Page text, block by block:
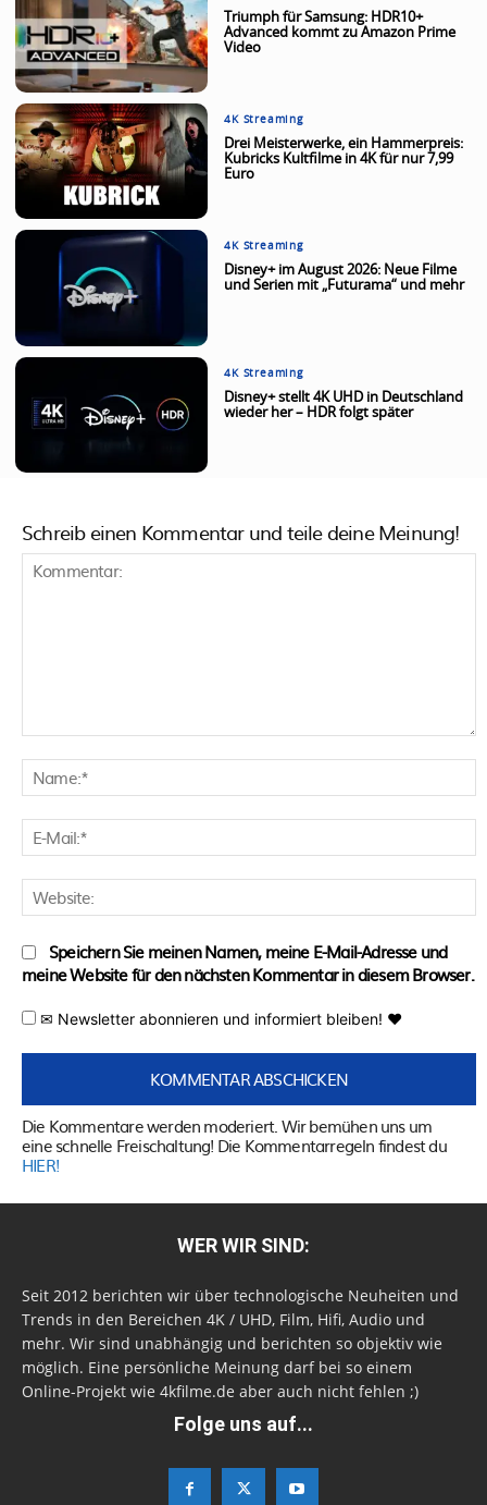
Triumph für Samsung: HDR10+
Advanced kommt zu Amazon Prime
Video
4K Streaming
Drei Meisterwerke, ein Hammerpreis:
Kubricks Kultfilme in 4K für nur 7,99
Euro
4K Streaming
Disney+ im August 2026: Neue Filme
und Serien mit „Futurama“ und mehr
4K Streaming
Disney+ stellt 4K UHD in Deutschland
wieder her – HDR folgt später
Schreib einen Kommentar und teile deine Meinung!
Speichern Sie meinen Namen, meine E-Mail-Adresse und
meine Website für den nächsten Kommentar in diesem Browser.
✉ Newsletter abonnieren und informiert bleiben! ♥
Die Kommentare werden moderiert. Wir bemühen uns um
eine schnelle Freischaltung! Die Kommentarregeln findest du
HIER!
WER WIR SIND:
Seit 2012 berichten wir über technologische Neuheiten und
Trends in den Bereichen 4K / UHD, Film, Hifi, Audio und
mehr. Wir sind unabhängig und berichten so objektiv wie
möglich. Eine persönliche Meinung darf bei so einem
Online-Projekt wie 4kfilme.de aber auch nicht fehlen ;)
Folge uns auf...